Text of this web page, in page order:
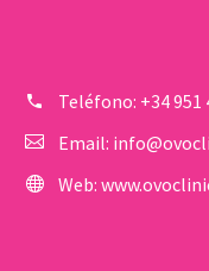
Teléfono: +34 951
Email:
Web: